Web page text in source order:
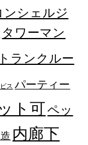
ンシェルジ
タワーマン
トランクルー
ス パーティー
ト可ペッ
内廊下